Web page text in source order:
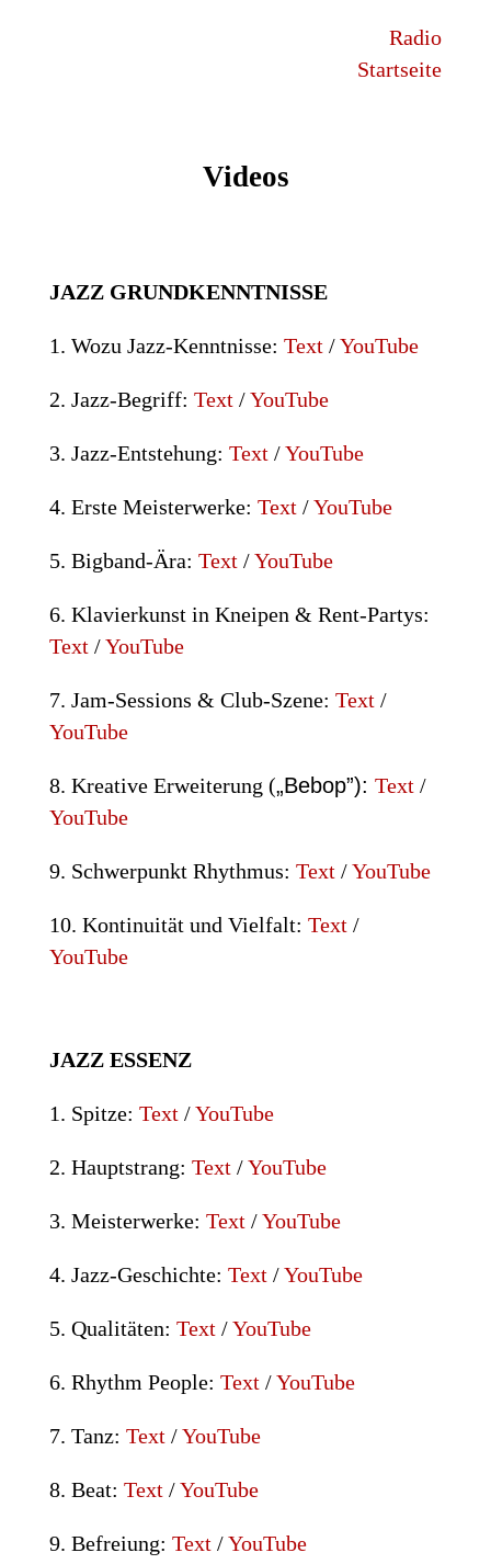
Radio
Startseite
Videos
JAZZ GRUNDKENNTNISSE
1. Wozu Jazz-Kenntnisse: Text/YouTube
2. Jazz-Begriff: Text/YouTube
3. Jazz-Entstehung: Text/YouTube
4. Erste Meisterwerke: Text/YouTube
5. Bigband-Ära: Text/YouTube
6. Klavierkunst in Kneipen & Rent-Partys:
Text/YouTube
7. Jam-Sessions & Club-Szene: Text/
YouTube
8. Kreative Erweiterung („Bebop”): Text/
YouTube
9. Schwerpunkt Rhythmus: Text/YouTube
10. Kontinuität und Vielfalt: Text/
YouTube
JAZZ ESSENZ
1. Spitze: Text/YouTube
2. Hauptstrang: Text/YouTube
3. Meisterwerke: Text/YouTube
4. Jazz-Geschichte: Text/YouTube
5. Qualitäten: Text/YouTube
6. Rhythm People: Text/YouTube
7. Tanz: Text/YouTube
8. Beat: Text/YouTube
9. Befreiung: Text/YouTube